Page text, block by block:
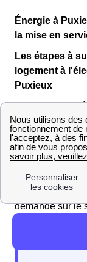
Énergie à
la mise en
Les étapes à
logement à
Puxieux
Vous vous
neuf à Puxieux
demande de
Moselle.
Les samedis et
raccorder leur
demande sur le